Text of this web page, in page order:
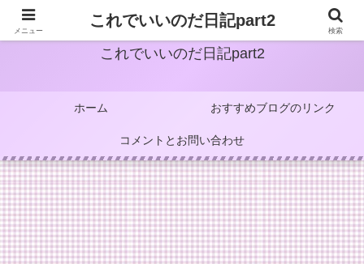
これでいいのだ日記part2
ホーム おすすめブログのリンク
コメントとお問い合わせ
メニュー
これでいいのだ日記part2
検索